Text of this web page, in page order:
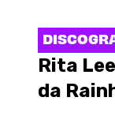
Rita
da